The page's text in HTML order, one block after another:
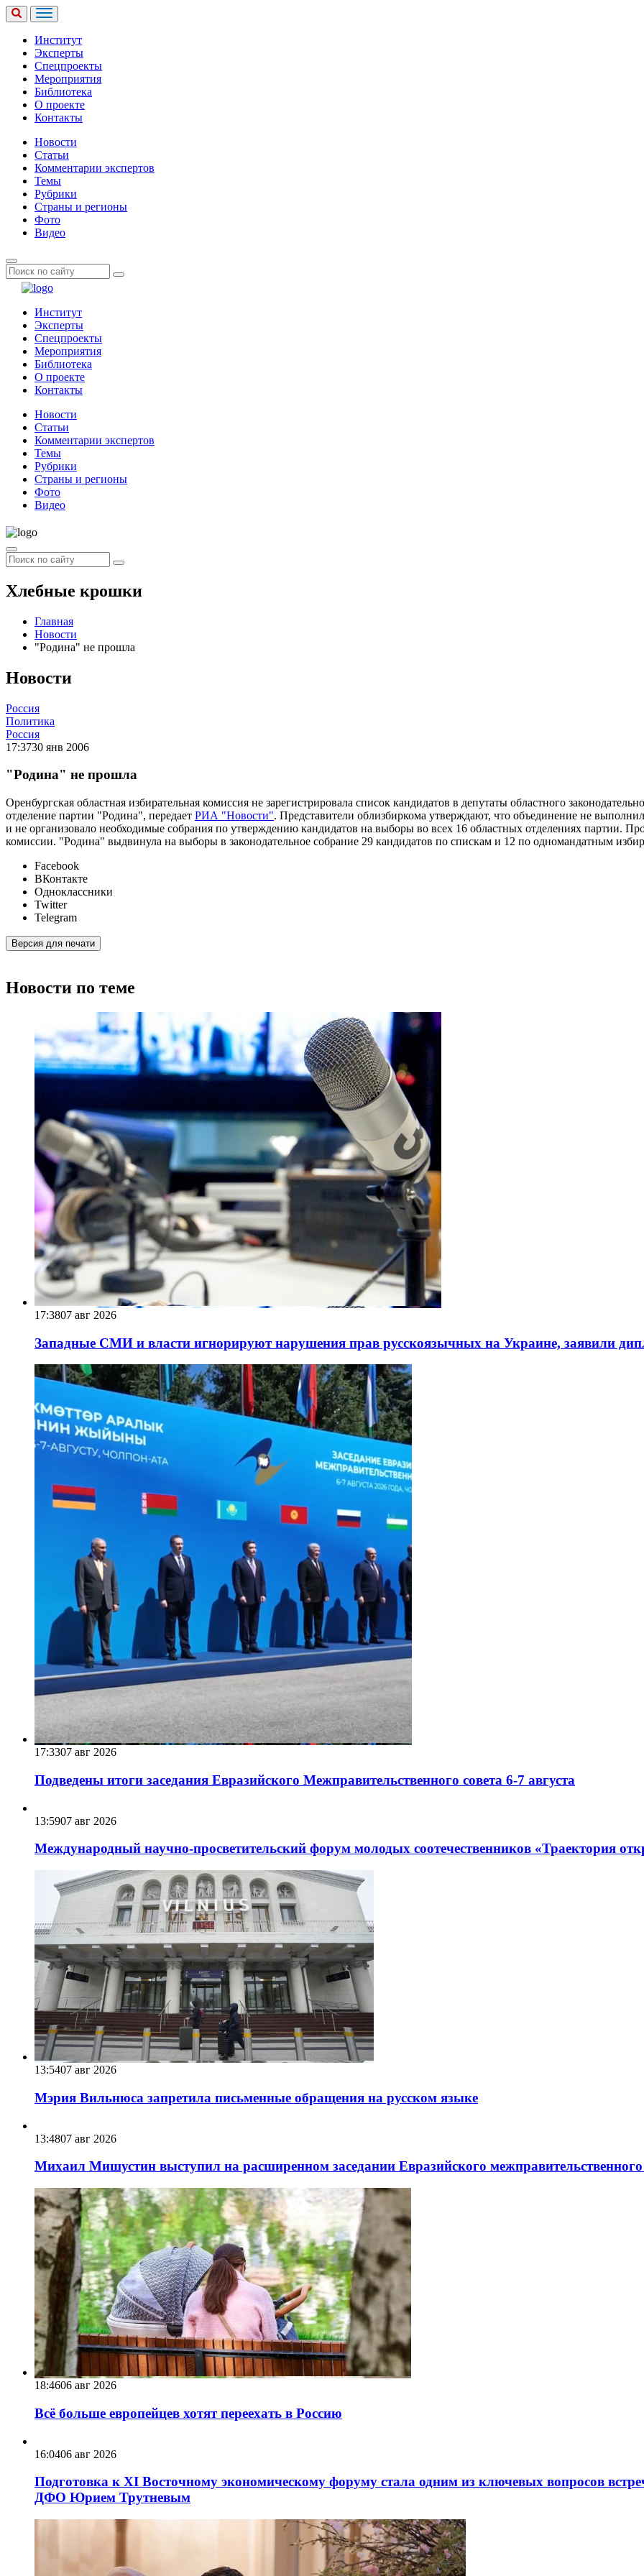
Институт
Эксперты
Спецпроекты
Мероприятия
Библиотека
О проекте
Контакты
Новости
Статьи
Комментарии экспертов
Темы
Рубрики
Страны и регионы
Фото
Видео
Институт
Эксперты
Спецпроекты
Мероприятия
Библиотека
О проекте
Контакты
Новости
Статьи
Комментарии экспертов
Темы
Рубрики
Страны и регионы
Фото
Видео
Хлебные крошки
Главная
Новости
"Родина" не прошла
Новости
Россия
Политика
Россия
17:3730 янв 2006
"Родина" не прошла
Оренбургская областная избирательная комиссия не зарегистрировала список кандидатов в депутаты областного
отделение партии "Родина", передает РИА "Новости". Представители облизбиркома утверждают, что объединение не
и не организовало необходимые собрания по утверждению кандидатов на выборы во всех 16 областных отделениях партии.
комиссии. "Родина" выдвинула на выборы в законодательное собрание 29 кандидатов по спискам и 12 по одномандатным
Facebook
ВКонтакте
Одноклассники
Twitter
Telegram
Версия для печати
Новости по теме
17:3807 авг 2026
Западные СМИ и власти игнорируют нарушения прав русскоязычных на Украине, заявили
17:3307 авг 2026
Подведены итоги заседания Евразийского Межправительственного совета 6-7 августа
13:5907 авг 2026
Международный научно-просветительский форум молодых соотечественников «Траектория
13:5407 авг 2026
Мэрия Вильнюса запретила письменные обращения на русском языке
13:4807 авг 2026
Михаил Мишустин выступил на расширенном заседании Евразийского
18:4606 авг 2026
Всё больше европейцев хотят переехать в Россию
16:0406 авг 2026
Подготовка к XI Восточному экономическому форуму стала одним из ключевых вопросов
ДФО Юрием Трутневым